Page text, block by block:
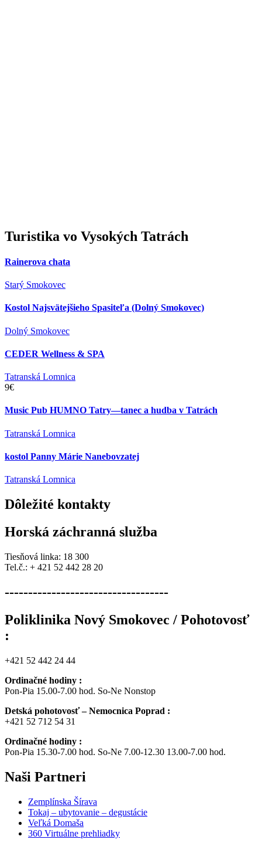
Turistika vo Vysokých Tatrách
Rainerova chata
Starý Smokovec
Kostol Najsvätejšieho Spasiteľa (Dolný Smokovec)
Dolný Smokovec
CEDER Wellness & SPA
Tatranská Lomnica
9€
Music Pub HUMNO Tatry—tanec a hudba v Tatrách
Tatranská Lomnica
kostol Panny Márie Nanebovzatej
Tatranská Lomnica
Dôležité kontakty
Horská záchranná služba
Tiesňová linka: 18 300
Tel.č.: + 421 52 442 28 20
-----------------------------------
Poliklinika Nový Smokovec / Pohotovosť
:
+421 52 442 24 44
Ordinačné hodiny :
Pon-Pia 15.00-7.00 hod. So-Ne Nonstop
Detská pohotovosť – Nemocnica Poprad :
+421 52 712 54 31
Ordinačné hodiny :
Pon-Pia 15.30-7.00 hod. So-Ne 7.00-12.30 13.00-7.00 hod.
Naši Partneri
Zemplínska Šírava
Tokaj – ubytovanie – degustácie
Veľká Domaša
360 Virtuálne prehliadky